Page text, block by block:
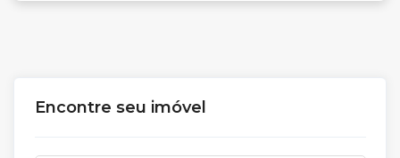
Encontre seu imóvel